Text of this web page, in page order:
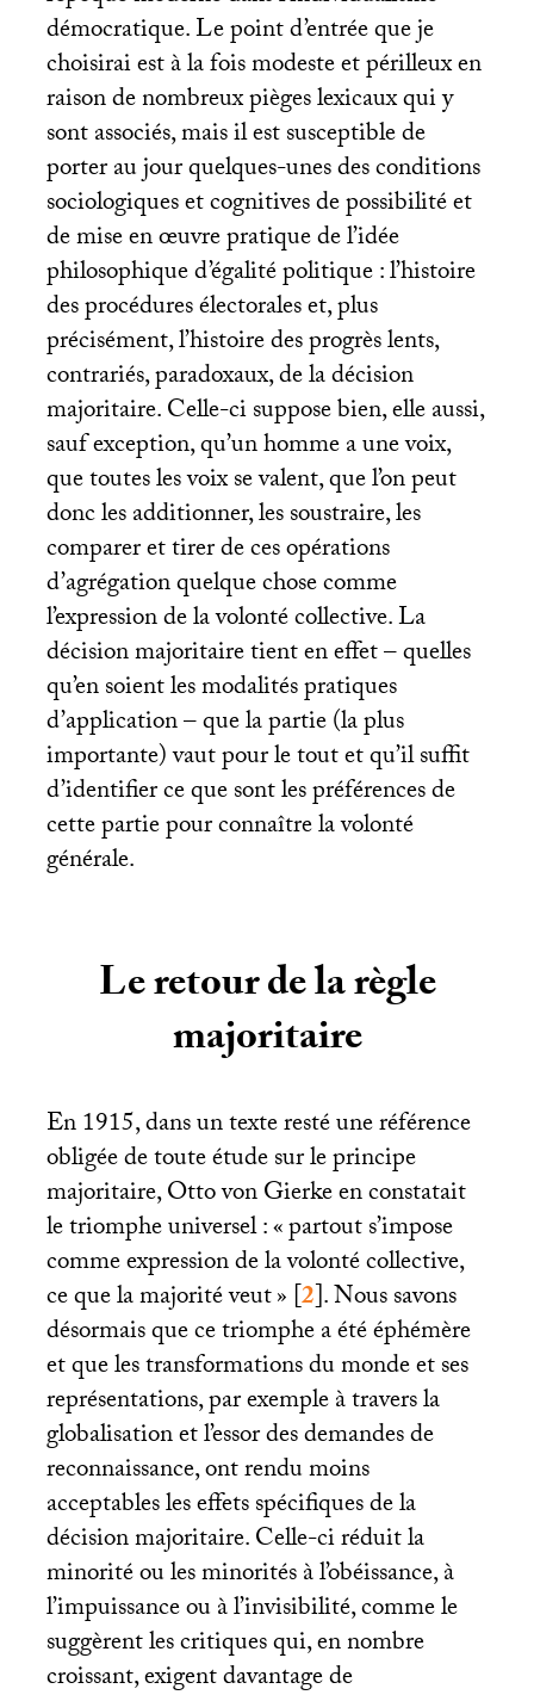
démocratique. Le point d’entrée que je
choisirai est à la fois modeste et périlleux en
raison de nombreux pièges lexicaux qui y
sont associés, mais il est susceptible de
porter au jour quelques-unes des conditions
sociologiques et cognitives de possibilité et
de mise en œuvre pratique de l’idée
philosophique d’égalité politique : l’histoire
des procédures électorales et, plus
précisément, l’histoire des progrès lents,
contrariés, paradoxaux, de la décision
majoritaire. Celle-ci suppose bien, elle aussi,
sauf exception, qu’un homme a une voix,
que toutes les voix se valent, que l’on peut
donc les additionner, les soustraire, les
comparer et tirer de ces opérations
d’agrégation quelque chose comme
l’expression de la volonté collective. La
décision majoritaire tient en effet – quelles
qu’en soient les modalités pratiques
d’application – que la partie (la plus
importante) vaut pour le tout et qu’il suffit
d’identifier ce que sont les préférences de
cette partie pour connaître la volonté
générale.
Le retour de la règle
majoritaire
En 1915, dans un texte resté une référence
obligée de toute étude sur le principe
majoritaire, Otto von Gierke en constatait
le triomphe universel : «partout s’impose
comme expression de la volonté collective,
ce que la majorité veut»[2]. Nous savons
désormais que ce triomphe a été éphémère
et que les transformations du monde et ses
représentations, par exemple à travers la
globalisation et l’essor des demandes de
reconnaissance, ont rendu moins
acceptables les effets spécifiques de la
décision majoritaire. Celle-ci réduit la
minorité ou les minorités à l’obéissance, à
l’impuissance ou à l’invisibilité, comme le
suggèrent les critiques qui, en nombre
croissant, exigent davantage de